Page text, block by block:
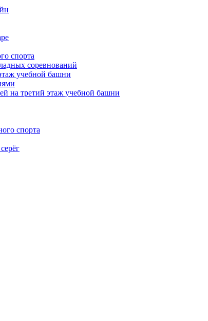
спорта
соревнований
учебной башни
на третий этаж учебной башни
спорта